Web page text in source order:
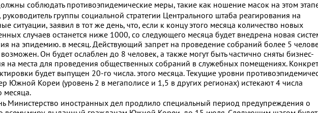
соблюдать противоэпидемические меры, такие как ношение масок на этом
группы социальной стратегии Центрального штаба реагирования на
ситуации, заявил в тот же день, что, если к концу этого месяца количество новых
случаев останется ниже 1000, со следующего месяца будет внедрена новая
на эпидемию. в месяц. Действующий запрет на проведение собраний более 5
Он будет ослаблен до 8 человек, а также могут быть частично сняты бизнес-
на места для проведения общественных собраний в служебных помещениях.
будет выпущен 20-го числа. этого месяца. Текущие уровни
Южной Кореи (уровень 2 в мегаполисе и 1,5 в других регионах) истекают 4 числа
месяца.
Министерство иностранных дел продлило специальный период предупреждения о